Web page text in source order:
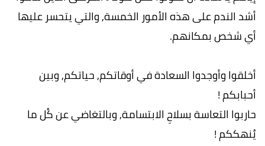
أشد الندم على هذه الأمور الخمسة, والتي يتحسر عليها
أي شخص بمكانهم.
أخلقوا وأوجدوا السعادة في أوقاتكم, حياتكم, وبين
أحبابكم !
حاربوا التعاسة بسلاحِ الابتسامة, وبالتغاضي عن كُل ما
يُنهككم !